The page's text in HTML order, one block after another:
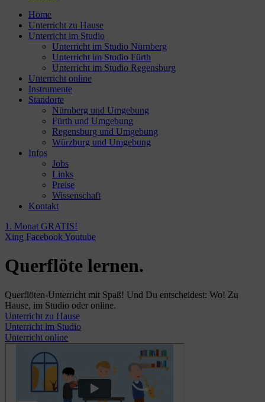
Home
Unterricht zu Hause
Unterricht im Studio
Unterricht im Studio Nürnberg
Unterricht im Studio Fürth
Unterricht im Studio Regensburg
Unterricht online
Instrumente
Standorte
Nürnberg und Umgebung
Fürth und Umgebung
Regensburg und Umgebung
Würzburg und Umgebung
Infos
Jobs
Links
Preise
Wissenschaft
Kontakt
1. Monat GRATIS!
Xing Facebook Youtube
Querflöte lernen.
Querflöten-Unterricht mit Spaß! Und Du entscheidest: Wo! Zu
Hause, im Studio oder online.
Unterricht zu Hause
Unterricht im Studio
Unterricht online